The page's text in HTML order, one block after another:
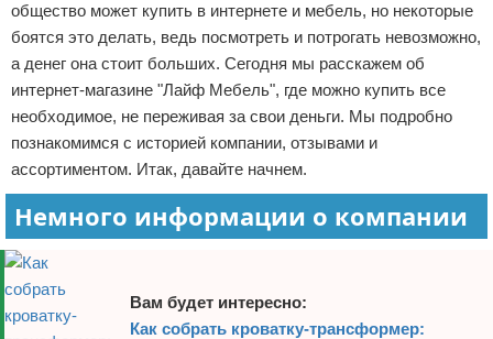
общество может купить в интернете и мебель, но некоторые
боятся это делать, ведь посмотреть и потрогать невозможно,
а денег она стоит больших. Сегодня мы расскажем об
интернет-магазине "Лайф Мебель", где можно купить все
необходимое, не переживая за свои деньги. Мы подробно
познакомимся с историей компании, отзывами и
ассортиментом. Итак, давайте начнем.
Немного информации о компании
Вам будет интересно:
Как собрать кроватку-трансформер: